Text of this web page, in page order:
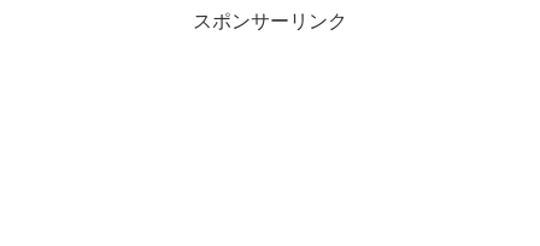
スポンサーリンク